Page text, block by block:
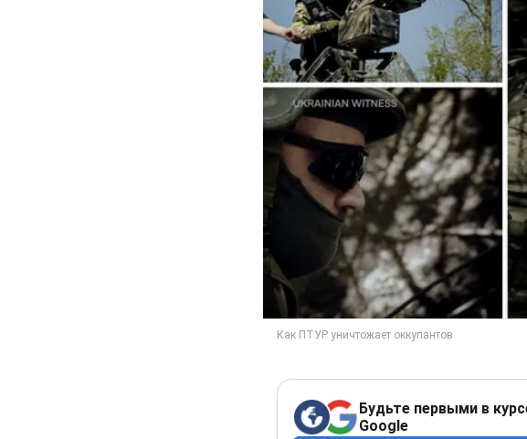
Будьте первыми в
Google